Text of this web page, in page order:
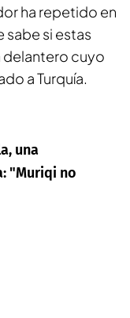
ha repetido en
sabe si estas
delantero cuyo
a Turquía.
una
"Muriqi no